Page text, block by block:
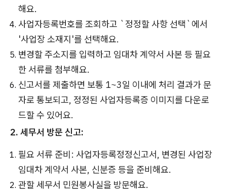
해요.
사업자등록번호를 조회하고 `정정할 사항 선택`에서
'사업장 소재지'를 선택해요.
변경할 주소지를 입력하고 임대차 계약서 사본 등 필요
한 서류를 첨부해요.
신고서를 제출하면 보통 1~3일 이내에 처리 결과가 문
자로 통보되고, 정정된 사업자등록증 이미지를 다운로
드할 수 있어요.
2. 세무서 방문 신고:
필요 서류 준비: 사업자등록정정신고서, 변경된 사업장
임대차 계약서 사본, 신분증 등을 준비해요.
관할 세무서 민원봉사실을 방문해요.